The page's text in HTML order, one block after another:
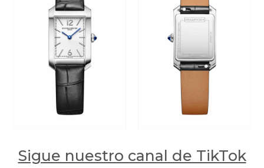
Sigue nuestro canal de TikTok